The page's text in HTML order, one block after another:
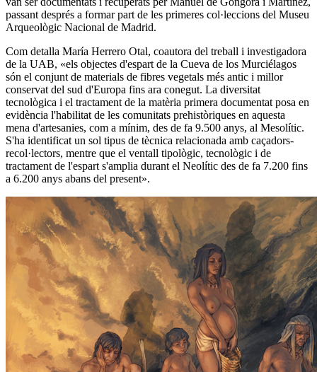
passant després a formar part de les primeres col·leccions del Museu
Arqueològic Nacional de Madrid.
Com detalla María Herrero Otal, coautora del treball i investigadora
de la UAB, «els objectes d'espart de la Cueva de los Murciélagos
són el conjunt de materials de fibres vegetals més antic i millor
conservat del sud d'Europa fins ara conegut. La diversitat
tecnològica i el tractament de la matèria primera documentat posa en
evidència l'habilitat de les comunitats prehistòriques en aquesta
mena d'artesanies, com a mínim, des de fa 9.500 anys, al Mesolític.
S'ha identificat un sol tipus de tècnica relacionada amb caçadors-
recol·lectors, mentre que el ventall tipològic, tecnològic i de
tractament de l'espart s'amplia durant el Neolític des de fa 7.200 fins
a 6.200 anys abans del present».